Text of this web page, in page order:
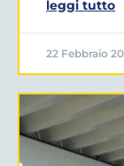
leggi tutto
22 Febbraio